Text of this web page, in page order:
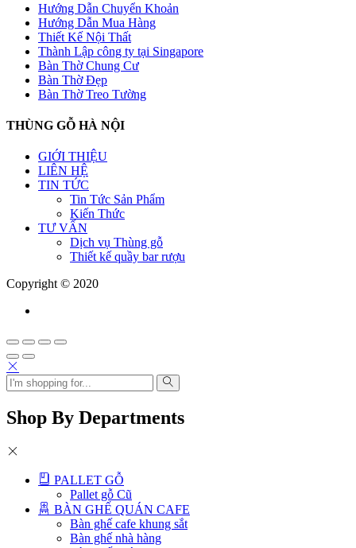
Hướng Dẫn Chuyển Khoản
Hướng Dẫn Mua Hàng
Thiết Kế Nội Thất
Thành Lập công ty tại Singapore
Bàn Thờ Chung Cư
Bàn Thờ Đẹp
Bàn Thờ Treo Tường
THÙNG GỖ HÀ NỘI
GIỚI THIỆU
LIÊN HỆ
TIN TỨC
Tin Tức Sản Phẩm
Kiến Thức
TƯ VẤN
Dịch vụ Thùng gỗ
Thiết kế quầy bar rượu
Copyright © 2020
Shop By Departments
PALLET GỖ
Pallet gỗ Cũ
BÀN GHẾ QUÁN CAFE
Bàn ghế cafe khung sắt
Bàn ghế nhà hàng